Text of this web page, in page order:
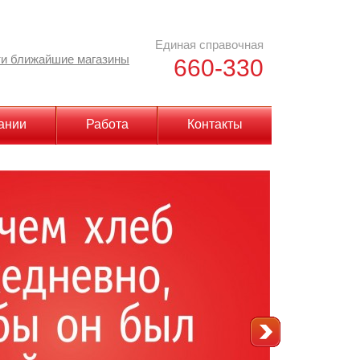
ближайшие магазины
Единая справочная
660-330
Работа Контакты